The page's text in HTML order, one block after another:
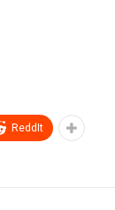
ReddIt